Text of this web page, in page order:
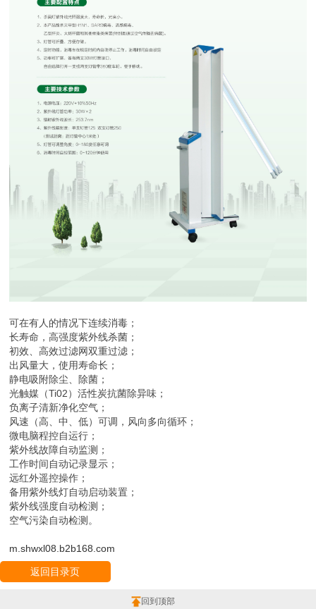
可在有人的情况下连续消毒；
长寿命，高强度紫外线杀菌；
初效、高效过滤网双重过滤；
出风量大，使用寿命长；
静电吸附除尘、除菌；
光触媒（Ti02）活性炭抗菌除异味；
负离子清新净化空气；
风速（高、中、低）可调，风向多向循环；
微电脑程控自运行；
紫外线故障自动监测；
工作时间自动记录显示；
远红外遥控操作；
备用紫外线灯自动启动装置；
紫外线强度自动检测；
空气污染自动检测。
m.shwxl08.b2b168.com
返回目录页
回到顶部